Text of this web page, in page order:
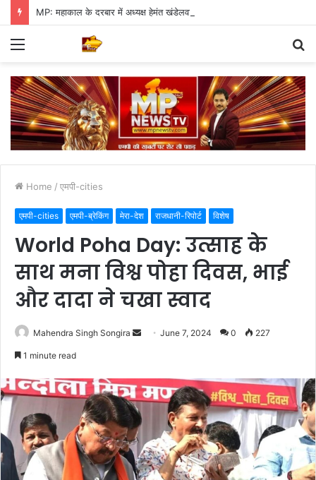
Menu
Home / एमपी-cities
एमपी-cities एमपी-ब्रेकिंग मेरा-देश राजधानी-रिपोर्ट विशेष
World Poha Day: उत्साह के
साथ मना विश्व पोहा दिवस, भाई
और दादा ने चखा स्वाद
Mahendra Singh Songira
Send June 7, 2024 0 227
1 minute read